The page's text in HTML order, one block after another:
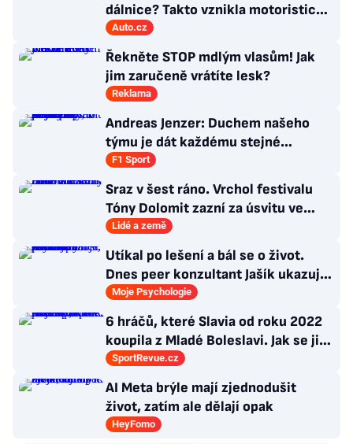
dálnice? Takto vznikla motoristická
slova, která zná každý
Auto.cz
Řekněte STOP mdlým vlasům! Jak
jim zaručeně vrátíte lesk?
Reklama
Andreas Jenzer: Duchem našeho
týmu je dát každému stejné
podmínky, i kdyby nás to mělo
připravit o titul
F1 Sport
Sraz v šest ráno. Vrchol festivalu
Tóny Dolomit zazní za úsvitu ve
3000 metrech
Lidé a země
Utíkal po lešení a bál se o život.
Dnes peer konzultant Jašík ukazuje,
že cesta z psychózy existuje
Moje Psychologie
6 hráčů, které Slavia od roku 2022
koupila z Mladé Boleslavi. Jak se jim
po přestupu do Edenu vedlo?
SportRevue.cz
AI Meta brýle mají zjednodušit
život, zatím ale dělají opak
HeyFomo